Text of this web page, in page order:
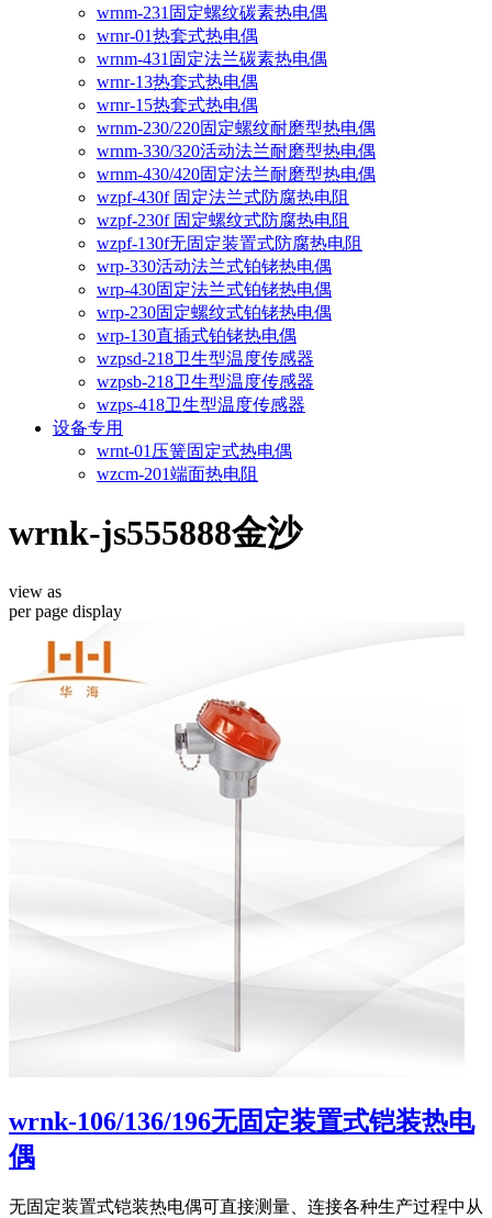
wrnm-231固定螺纹碳素热电偶
wrnr-01热套式热电偶
wrnm-431固定法兰碳素热电偶
wrnr-13热套式热电偶
wrnr-15热套式热电偶
wrnm-230/220固定螺纹耐磨型热电偶
wrnm-330/320活动法兰耐磨型热电偶
wrnm-430/420固定法兰耐磨型热电偶
wzpf-430f 固定法兰式防腐热电阻
wzpf-230f 固定螺纹式防腐热电阻
wzpf-130f无固定装置式防腐热电阻
wrp-330活动法兰式铂铑热电偶
wrp-430固定法兰式铂铑热电偶
wrp-230固定螺纹式铂铑热电偶
wrp-130直插式铂铑热电偶
wzpsd-218卫生型温度传感器
wzpsb-218卫生型温度传感器
wzps-418卫生型温度传感器
设备专用
wrnt-01压簧固定式热电偶
wzcm-201端面热电阻
wrnk-js555888金沙
view as
per page display
wrnk-106/136/196无固定装置式铠装热电
偶
无固定装置式铠装热电偶可直接测量、连接各种生产过程中从